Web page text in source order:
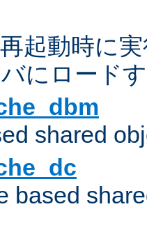
起動時に
にロード
shared
based